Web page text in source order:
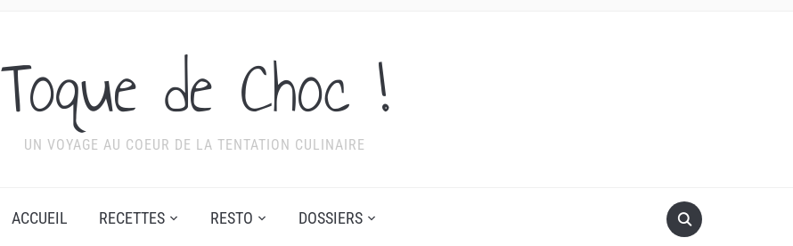
Toque de Choc !
UN VOYAGE AU COEUR DE LA TENTATION CULINAIRE
ACCUEIL RECETTES RESTO DOSSIERS